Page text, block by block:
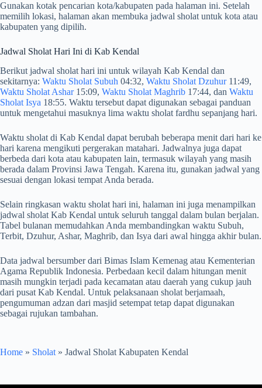
Gunakan kotak pencarian kota/kabupaten pada halaman ini. Setelah
memilih lokasi, halaman akan membuka jadwal sholat untuk kota atau
kabupaten yang dipilih.
Jadwal Sholat Hari Ini di Kab Kendal
Berikut jadwal sholat hari ini untuk wilayah Kab Kendal dan
sekitarnya: Waktu Sholat Subuh 04:32, Waktu Sholat Dzuhur11:49,
Waktu Sholat Ashar15:09, Waktu Sholat Maghrib 17:44, dan Waktu
Sholat Isya 18:55. Waktu tersebut dapat digunakan sebagai panduan
untuk mengetahui masuknya lima waktu sholat fardhu sepanjang hari.
Waktu sholat di Kab Kendal dapat berubah beberapa menit dari hari ke
hari karena mengikuti pergerakan matahari. Jadwalnya juga dapat
berbeda dari kota atau kabupaten lain, termasuk wilayah yang masih
berada dalam Provinsi Jawa Tengah. Karena itu, gunakan jadwal yang
sesuai dengan lokasi tempat Anda berada.
Selain ringkasan waktu sholat hari ini, halaman ini juga menampilkan
jadwal sholat Kab Kendal untuk seluruh tanggal dalam bulan berjalan.
Tabel bulanan memudahkan Anda membandingkan waktu Subuh,
Terbit, Dzuhur, Ashar, Maghrib, dan Isya dari awal hingga akhir bulan.
Data jadwal bersumber dari Bimas Islam Kemenag atau Kementerian
Agama Republik Indonesia. Perbedaan kecil dalam hitungan menit
masih mungkin terjadi pada kecamatan atau daerah yang cukup jauh
dari pusat Kab Kendal. Untuk pelaksanaan sholat berjamaah,
pengumuman adzan dari masjid setempat tetap dapat digunakan
sebagai rujukan tambahan.
Home » Sholat » Jadwal Sholat Kabupaten Kendal